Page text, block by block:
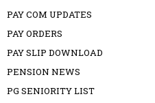
PAY COM UPDATES
PAY ORDERS
PAY SLIP DOWNLOAD
PENSION NEWS
PG SENIORITY LIST